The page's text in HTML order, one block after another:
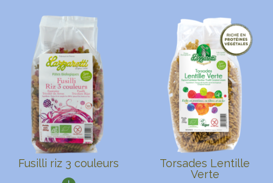
Fusilli riz 3 couleurs
Torsades Lentille
Verte